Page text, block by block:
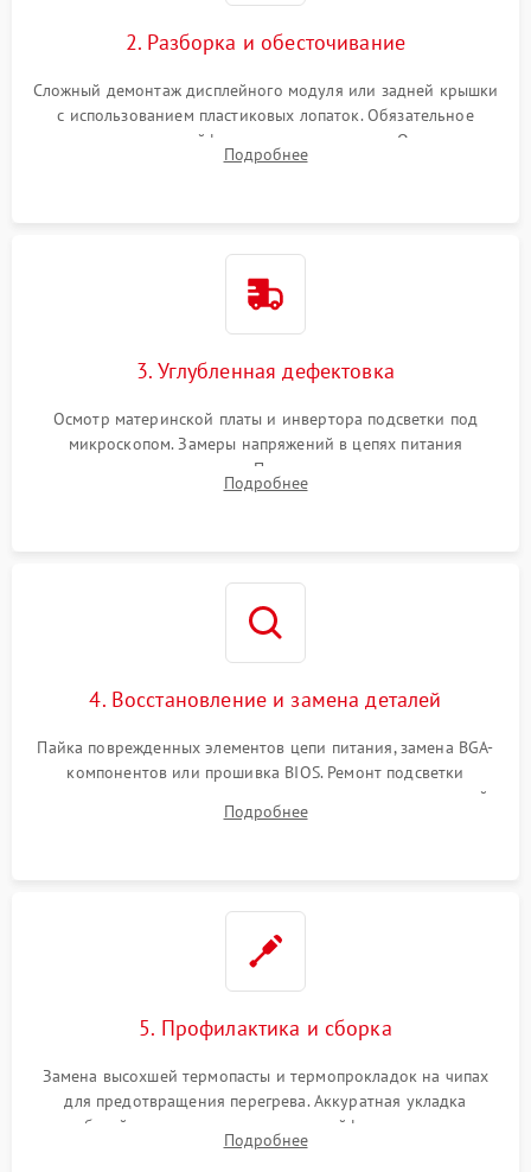
Повреждение внутренних проводов
Механические повреждения
Поломка батареи (если
Неисправность тачпада
1500 ₽ Подробнее →
1000 ₽
Неисправность BIOS 1500 ₽ Подробнее →
2. Разборка и обесточивание
Сложный демонтаж дисплейного модуля или задней крышки
с использованием пластиковых лопаток. Обязательное
отключение шлейфов матрицы и питания. Очистка
массивной системы охлаждения от скопившейся пыли.
Подробнее
3. Углубленная дефектовка
Осмотр материнской платы и инвертора подсветки под
микроскопом. Замеры напряжений в цепях питания
процессора и видеокарты. Проверка состояния жесткого
диска и оперативной памяти с помощью POST-карт и
Подробнее
4. Восстановление и замена деталей
Пайка поврежденных элементов цепи питания, замена BGA-
компонентов или прошивка BIOS. Ремонт подсветки
матрицы, замена неисправного накопителя на скоростной
SSD или установка новых модулей памяти.
Подробнее
5. Профилактика и сборка
Замена высохшей термопасты и термопрокладок на чипах
для предотвращения перегрева. Аккуратная укладка
кабелей, подключение хрупких шлейфов матрицы и
надежная фиксация всех элементов внутри корпуса
Подробнее